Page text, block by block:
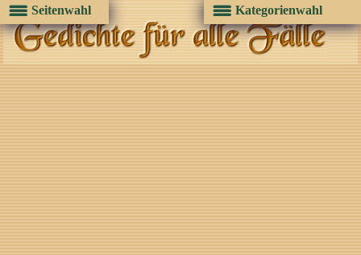
Seitenwahl Kategorienwahl